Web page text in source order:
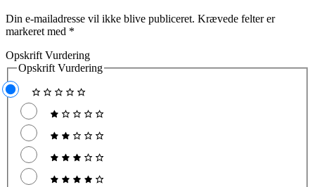
Din e-mailadresse vil ikke blive publiceret. Krævede felter er
markeret med *
Opskrift Vurdering
Opskrift Vurdering